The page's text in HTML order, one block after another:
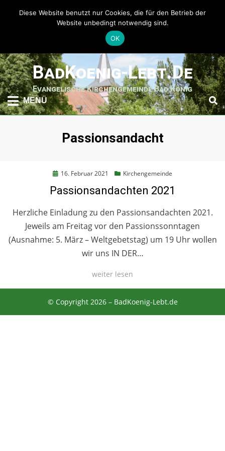
weiter
zum
Inhalt
BadKoenig-Lebt.de
Evangelische Kirchengemeinde Bad König
MENÜ
Schlagwort
:
Passionsandacht
Posted16. Februar 2021 Kirchengemeinde
Passionsandachten 2021
Herzliche Einladung zu den Passionsandachten 2021.
Jeweils am Freitag vor den Passionssonntagen
(Ausnahme: 5. März – Weltgebetstag) um 19 Uhr wollen
wir uns IN DER…
weiter lesen
© Copyright 2026 – BadKoenig-Lebt.de
Anther Theme vonDesignOrbital⋅Powered byWordPress
Diese Website benutzt nur Cookies, die für den Betrieb der
Website unbedingt notwendig sind.
OK